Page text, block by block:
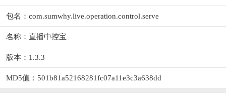
包名：com.sumwhy.live.operation.control.serve
名称：直播中控宝
版本：1.3.3
MD5值：501b81a52168281fc07a11e3c3a638dd